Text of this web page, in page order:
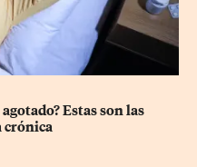
Estas son las
crónica